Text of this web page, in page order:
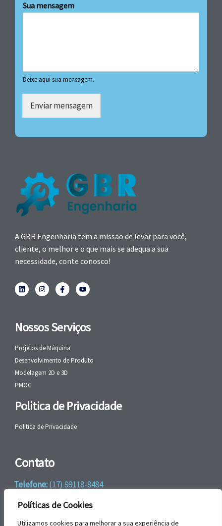
Políticas de Cookies
Utilizamos cookies para melhorar a sua experiência de
Sua mensagem
Deixe aqui sua mensagem.
Enviar mensagem
A GBR Engenharia tem a missão de levar para você,
cliente, o melhor e o que mais se adequa a sua
necessidade, conte conosco!
Nossos Serviços
Projetos de Máquina
Desenvolvimento de Produto
Modelagem 2D e 3D
PMOC
Politica de Privacidade
Politica de Privacidade
Contato
Telefone:(17) 99118-8484
WhatsApp:+55 (17) 99118-8484
email:faleconosco@gbrengenharia.com